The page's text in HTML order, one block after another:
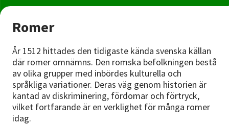
Nyheter
Avdelningar
Lyssna
Romer
År 1512 hittades den tidigaste kända svenska källan
där romer omnämns. Den romska befolkningen bestå
av olika grupper med inbördes kulturella och
språkliga variationer. Deras väg genom historien är
kantad av diskriminering, fördomar och förtryck,
vilket fortfarande är en verklighet för många romer
idag.